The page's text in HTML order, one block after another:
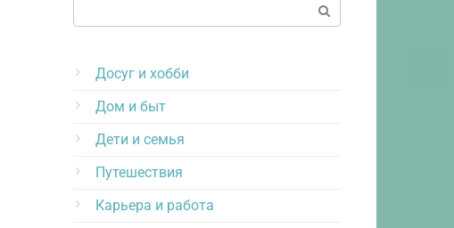
Досуг и хобби
Дом и быт
Дети и семья
Путешествия
Карьера и работа